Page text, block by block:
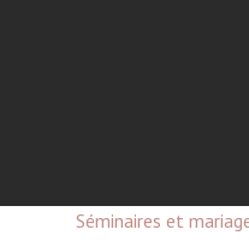
Séminaires et